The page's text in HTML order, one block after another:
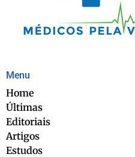
Menu
Home
Últimas
Editoriais
Artigos
Estudos